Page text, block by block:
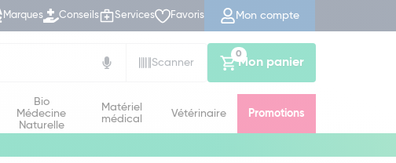
Marques Conseils Services Favoris Mon compte
Scanner
Mon panier
0
Bio
Médecine
Naturelle
Matériel
médical
Vétérinaire Promotions